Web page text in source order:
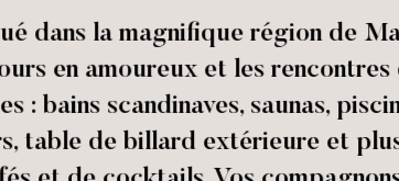
dans la magnifique région de
en amoureux et les
: bains scandinaves, saunas,
table de billard extérieure et